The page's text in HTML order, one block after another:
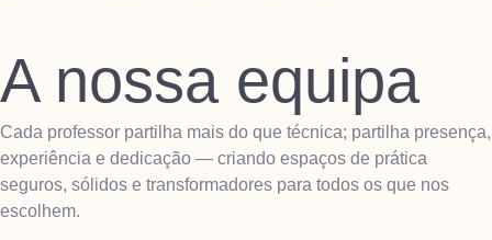
A nossa equipa
Cada professor partilha mais do que técnica; partilha presença,
experiência e dedicação — criando espaços de prática
seguros, sólidos e transformadores para todos os que nos
escolhem.